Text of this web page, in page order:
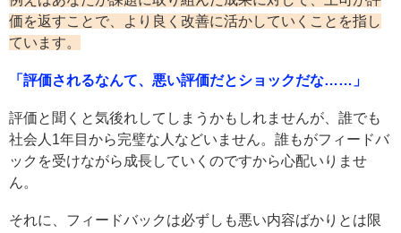
価を返すことで、より良く改善に活かしていくことを指し
ています。
「評価されるなんて、悪い評価だとショックだな……」
評価と聞くと気後れしてしまうかもしれませんが、誰でも
社会人1年目から完璧な人などいません。誰もがフィードバ
ックを受けながら成長していくのですから心配いりませ
ん。
それに、フィードバックは必ずしも悪い内容ばかりとは限